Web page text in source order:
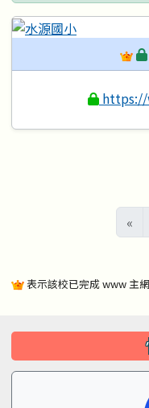
https://
«
表示該校已完成 www 主
左邊區域內容